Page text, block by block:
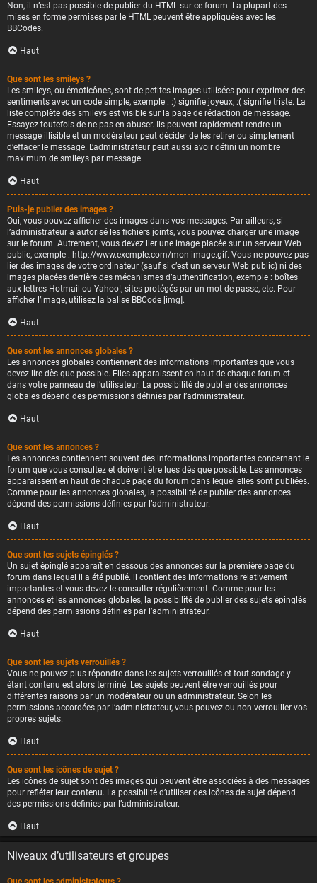
Non, il n’est pas possible de publier du HTML sur ce forum. La plupart des
mises en forme permises par le HTML peuvent être appliquées avec les
BBCodes.
Haut
Que sont les smileys ?
Les smileys, ou émoticônes, sont de petites images utilisées pour exprimer des
sentiments avec un code simple, exemple : :) signifie joyeux, :( signifie triste. La
liste complète des smileys est visible sur la page de rédaction de message.
Essayez toutefois de ne pas en abuser. Ils peuvent rapidement rendre un
message illisible et un modérateur peut décider de les retirer ou simplement
d’effacer le message. L’administrateur peut aussi avoir défini un nombre
maximum de smileys par message.
Haut
Puis-je publier des images ?
Oui, vous pouvez afficher des images dans vos messages. Par ailleurs, si
l’administrateur a autorisé les fichiers joints, vous pouvez charger une image
sur le forum. Autrement, vous devez lier une image placée sur un serveur Web
public, exemple : http://www.exemple.com/mon-image.gif. Vous ne pouvez pas
lier des images de votre ordinateur (sauf si c’est un serveur Web public) ni des
images placées derrière des mécanismes d’authentification, exemple : boîtes
aux lettres Hotmail ou Yahoo!, sites protégés par un mot de passe, etc. Pour
afficher l’image, utilisez la balise BBCode [img].
Haut
Que sont les annonces globales ?
Les annonces globales contiennent des informations importantes que vous
devez lire dès que possible. Elles apparaissent en haut de chaque forum et
dans votre panneau de l’utilisateur. La possibilité de publier des annonces
globales dépend des permissions définies par l’administrateur.
Haut
Que sont les annonces ?
Les annonces contiennent souvent des informations importantes concernant le
forum que vous consultez et doivent être lues dès que possible. Les annonces
apparaissent en haut de chaque page du forum dans lequel elles sont publiées.
Comme pour les annonces globales, la possibilité de publier des annonces
dépend des permissions définies par l’administrateur.
Haut
Que sont les sujets épinglés ?
Un sujet épinglé apparaît en dessous des annonces sur la première page du
forum dans lequel il a été publié. il contient des informations relativement
importantes et vous devez le consulter régulièrement. Comme pour les
annonces et les annonces globales, la possibilité de publier des sujets épinglés
dépend des permissions définies par l’administrateur.
Haut
Que sont les sujets verrouillés ?
Vous ne pouvez plus répondre dans les sujets verrouillés et tout sondage y
étant contenu est alors terminé. Les sujets peuvent être verrouillés pour
différentes raisons par un modérateur ou un administrateur. Selon les
permissions accordées par l’administrateur, vous pouvez ou non verrouiller vos
propres sujets.
Haut
Que sont les icônes de sujet ?
Les icônes de sujet sont des images qui peuvent être associées à des messages
pour refléter leur contenu. La possibilité d’utiliser des icônes de sujet dépend
des permissions définies par l’administrateur.
Haut
Niveaux d’utilisateurs et groupes